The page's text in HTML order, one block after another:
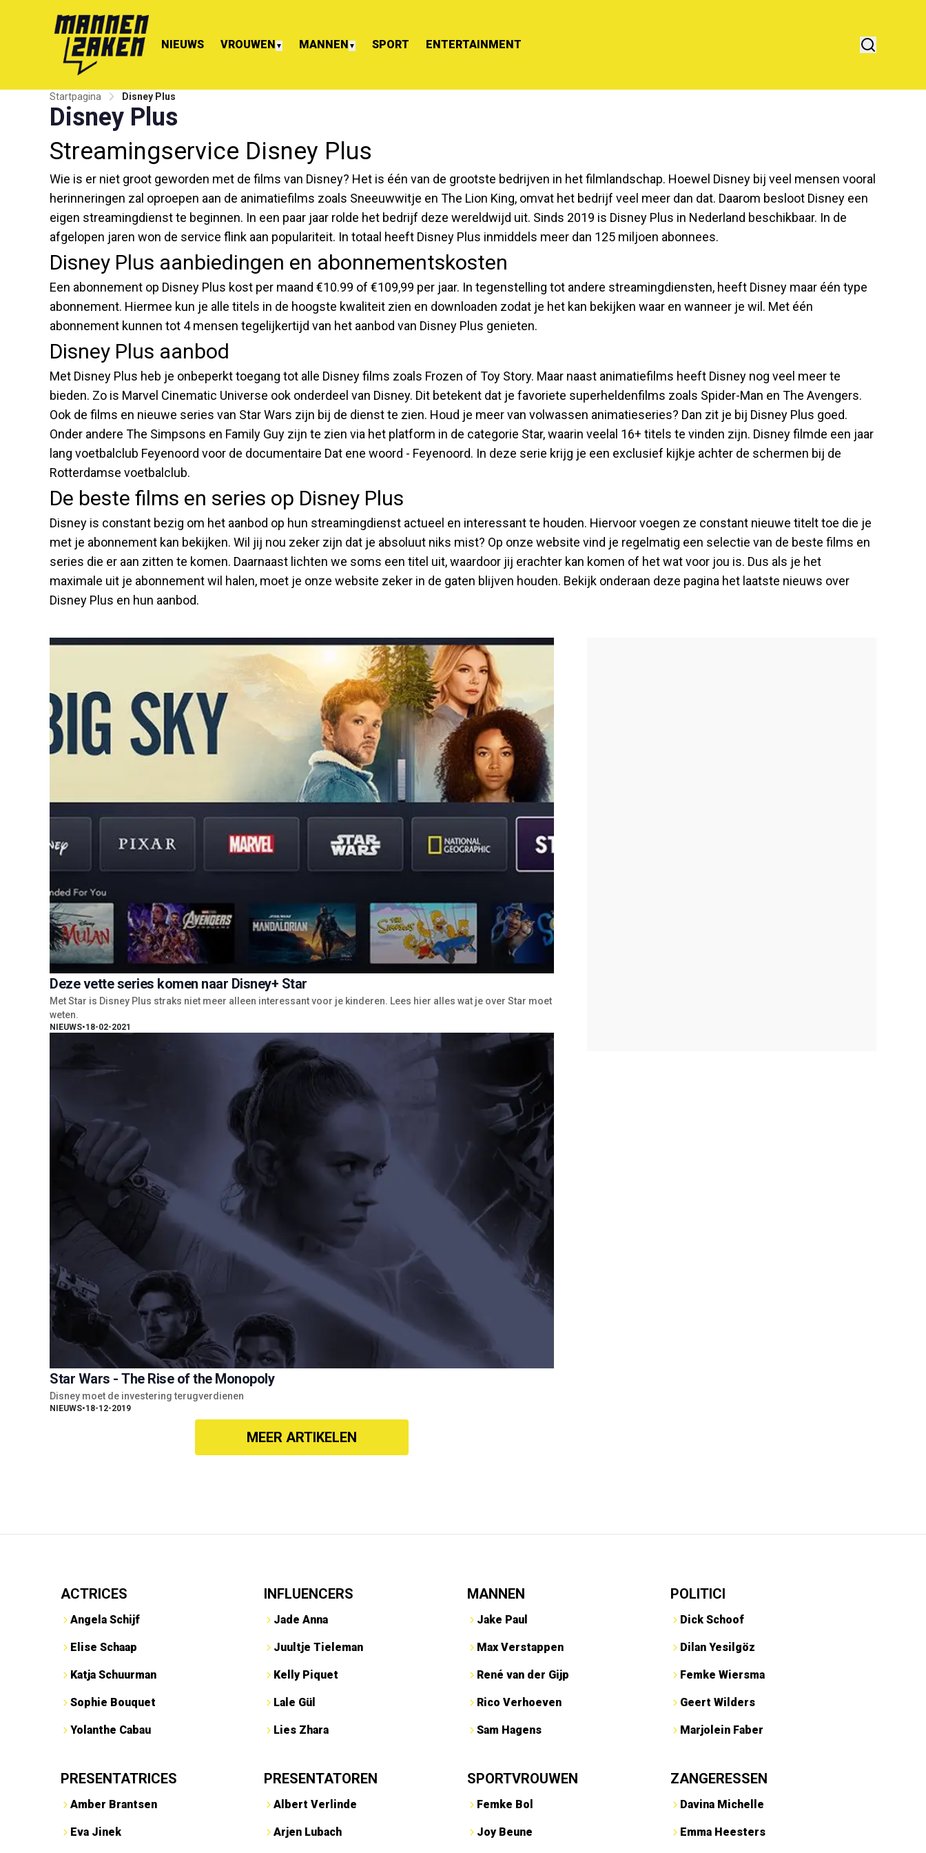
NIEUWS VROUWEN ▼ MANNEN ▼ SPORT ENTERTAINMENT
Startpagina Disney Plus
Disney Plus
Streamingservice Disney Plus
Wie is er niet groot geworden met de films van Disney? Het is één van de grootste bedrijven in het filmlandschap. Hoewel Disney bij veel mensen vooral
herinneringen zal oproepen aan de animatiefilms zoals Sneeuwwitje en The Lion King, omvat het bedrijf veel meer dan dat. Daarom besloot Disney een
eigen streamingdienst te beginnen. In een paar jaar rolde het bedrijf deze wereldwijd uit. Sinds 2019 is Disney Plus in Nederland beschikbaar. In de
afgelopen jaren won de service flink aan populariteit. In totaal heeft Disney Plus inmiddels meer dan 125 miljoen abonnees.
Disney Plus aanbiedingen en abonnementskosten
Een abonnement op Disney Plus kost per maand €10.99 of €109,99 per jaar. In tegenstelling tot andere streamingdiensten, heeft Disney maar één type
abonnement. Hiermee kun je alle titels in de hoogste kwaliteit zien en downloaden zodat je het kan bekijken waar en wanneer je wil. Met één
abonnement kunnen tot 4 mensen tegelijkertijd van het aanbod van Disney Plus genieten.
Disney Plus aanbod
Met Disney Plus heb je onbeperkt toegang tot alle Disney films zoals Frozen of Toy Story. Maar naast animatiefilms heeft Disney nog veel meer te
bieden. Zo is Marvel Cinematic Universe ook onderdeel van Disney. Dit betekent dat je favoriete superheldenfilms zoals Spider-Man en The Avengers.
Ook de films en nieuwe series van Star Wars zijn bij de dienst te zien. Houd je meer van volwassen animatieseries? Dan zit je bij Disney Plus goed.
Onder andere The Simpsons en Family Guy zijn te zien via het platform in de categorie Star, waarin veelal 16+ titels te vinden zijn. Disney filmde een jaar
lang voetbalclub Feyenoord voor de documentaire Dat ene woord - Feyenoord. In deze serie krijg je een exclusief kijkje achter de schermen bij de
Rotterdamse voetbalclub.
De beste films en series op Disney Plus
Disney is constant bezig om het aanbod op hun streamingdienst actueel en interessant te houden. Hiervoor voegen ze constant nieuwe titelt toe die je
met je abonnement kan bekijken. Wil jij nou zeker zijn dat je absoluut niks mist? Op onze website vind je regelmatig een selectie van de beste films en
series die er aan zitten te komen. Daarnaast lichten we soms een titel uit, waardoor jij erachter kan komen of het wat voor jou is. Dus als je het
maximale uit je abonnement wil halen, moet je onze website zeker in de gaten blijven houden. Bekijk onderaan deze pagina het laatste nieuws over
Disney Plus en hun aanbod.
Deze vette series komen naar Disney+ Star
Met Star is Disney Plus straks niet meer alleen interessant voor je kinderen. Lees hier alles wat je over Star moet
weten.
NIEUWS•18-02-2021
Star Wars - The Rise of the Monopoly
Disney moet de investering terugverdienen
NIEUWS•18-12-2019
MEER ARTIKELEN
ACTRICES
Angela Schijf
Elise Schaap
Katja Schuurman
Sophie Bouquet
Yolanthe Cabau
INFLUENCERS
Jade Anna
Juultje Tieleman
Kelly Piquet
Lale Gül
Lies Zhara
MANNEN
Jake Paul
Max Verstappen
René van der Gijp
Rico Verhoeven
Sam Hagens
POLITICI
Dick Schoof
Dilan Yesilgöz
Femke Wiersma
Geert Wilders
Marjolein Faber
PRESENTATRICES
Amber Brantsen
Eva Jinek
PRESENTATOREN
Albert Verlinde
Arjen Lubach
SPORTVROUWEN
Femke Bol
Joy Beune
ZANGERESSEN
Davina Michelle
Emma Heesters